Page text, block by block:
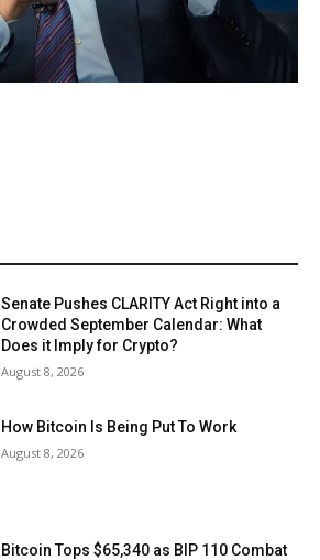
Senate Pushes CLARITY Act Right into a
Crowded September Calendar: What
Does it Imply for Crypto?
August 8, 2026
How Bitcoin Is Being Put To Work
August 8, 2026
Bitcoin Tops $65,340 as BIP 110 Combat